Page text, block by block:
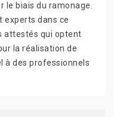
biais du ramonage.
experts dans ce
attestés qui optent
la réalisation de
à des professionnels